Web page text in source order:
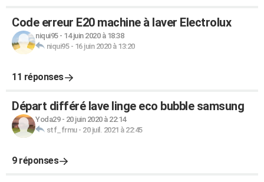
Code erreur E20 machine à laver Electrolux
niqui95- 14 juin 2020 à 18:38
niqui95- 16 juin 2020 à 13:20
11 réponses
Départ différé lave linge eco bubble samsung
Yoda29- 20 juin 2020 à 22:14
stf_frmu- 20 juil. 2021 à 22:45
9 réponses